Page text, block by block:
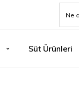
Süt Ürünleri